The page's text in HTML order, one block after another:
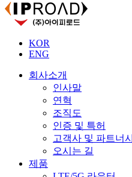
KOR
ENG
회사소개
인사말
연혁
조직도
인증 및 특허
고객사 및 파트너
오시는 길
제품